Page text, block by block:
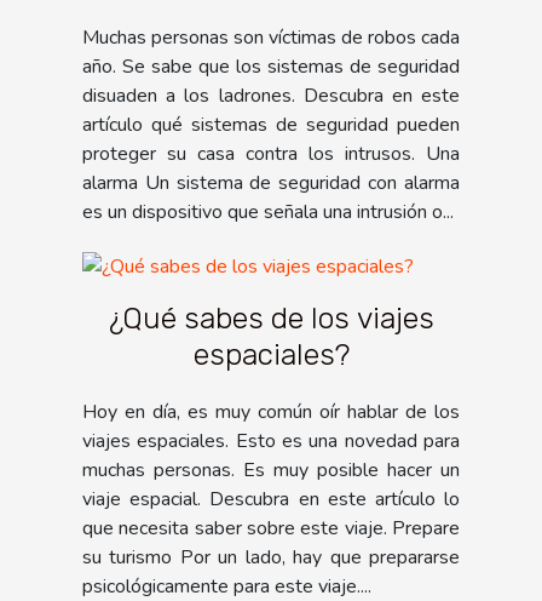
Muchas personas son víctimas de robos cada
año. Se sabe que los sistemas de seguridad
disuaden a los ladrones. Descubra en este
artículo qué sistemas de seguridad pueden
proteger su casa contra los intrusos. Una
alarma Un sistema de seguridad con alarma
es un dispositivo que señala una intrusión o...
¿Qué sabes de los viajes
espaciales?
Hoy en día, es muy común oír hablar de los
viajes espaciales. Esto es una novedad para
muchas personas. Es muy posible hacer un
viaje espacial. Descubra en este artículo lo
que necesita saber sobre este viaje. Prepare
su turismo Por un lado, hay que prepararse
psicológicamente para este viaje....